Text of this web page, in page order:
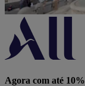
Agora com até 10%